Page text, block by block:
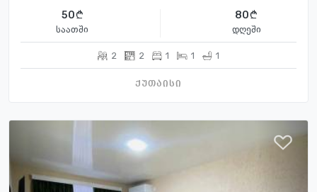
50
საათში
80
დღეში
2 2 1 1 1
ქუთაისი